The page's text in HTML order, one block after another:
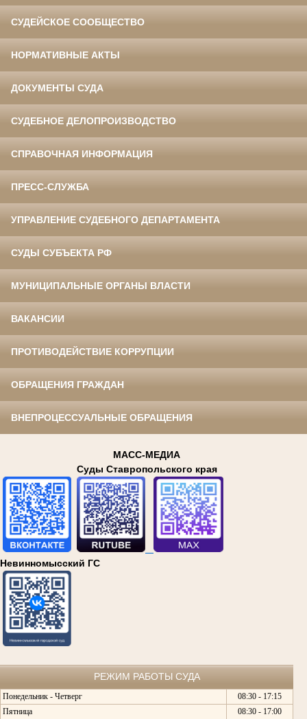
СУДЕЙСКОЕ СООБЩЕСТВО
НОРМАТИВНЫЕ АКТЫ
ДОКУМЕНТЫ СУДА
СУДЕБНОЕ ДЕЛОПРОИЗВОДСТВО
СПРАВОЧНАЯ ИНФОРМАЦИЯ
ПРЕСС-СЛУЖБА
УПРАВЛЕНИЕ СУДЕБНОГО ДЕПАРТАМЕНТА
СУДЫ СУБЪЕКТА РФ
МУНИЦИПАЛЬНЫЕ ОРГАНЫ ВЛАСТИ
ВАКАНСИИ
ПРОТИВОДЕЙСТВИЕ КОРРУПЦИИ
ОБРАЩЕНИЯ ГРАЖДАН
ВНЕПРОЦЕССУАЛЬНЫЕ ОБРАЩЕНИЯ
МАСС-МЕДИА
Суды Ставропольского края
Невинномысский ГС
РЕЖИМ РАБОТЫ СУДА
Понедельник - Четверг
08:30 - 17:15
Пятница
08:30 - 17:00